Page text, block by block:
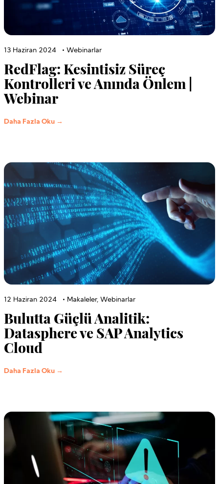
13 Haziran 2024 • Webinarlar
RedFlag: Kesintisiz Süreç
Kontrolleri ve Anında Önlem |
Webinar
Daha Fazla Oku →
12 Haziran 2024 • Makaleler, Webinarlar
Bulutta Güçlü Analitik:
Datasphere ve SAP Analytics
Cloud
Daha Fazla Oku →